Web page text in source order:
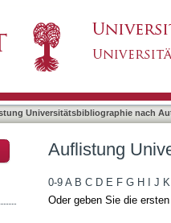
Universitätsbibliographie nach
Auflistung
0-9 A B C D E F G H J K
Oder geben Sie die